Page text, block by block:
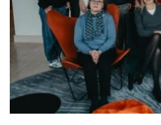
Donations
EN DE FR